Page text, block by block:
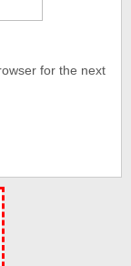
for the next